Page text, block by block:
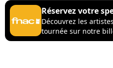
Réservez votre
Découvrez les
tournée sur notre